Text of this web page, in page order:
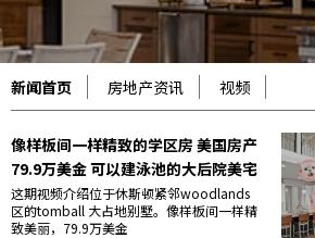
新闻首页 房地产资讯 视频
像样板间一样精致的学区房 美国房产
79.9万美金 可以建泳池的大后院美宅
这期视频介绍位于休斯顿紧邻woodlands
区的tomball 大占地别墅。像样板间一样精
致美丽，79.9万美金